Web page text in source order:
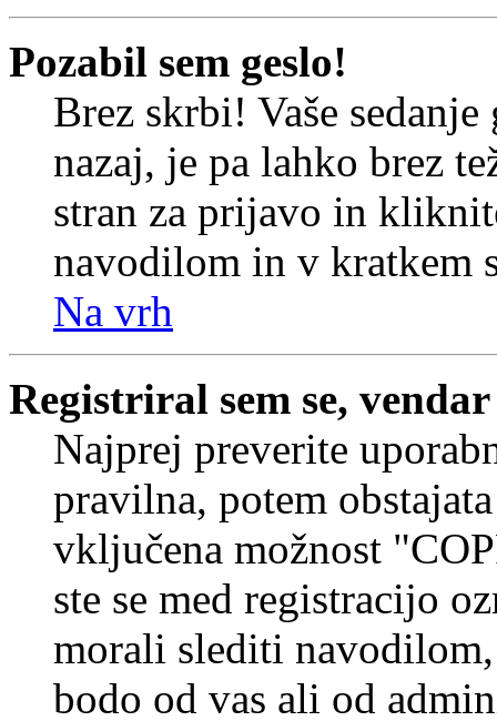
Pozabil sem geslo!
Brez skrbi! Vaše
nazaj, je pa lahko brez
stran za prijavo in
navodilom in v kratkem
Na vrh
Registriral sem se,
Najprej preverite
pravilna, potem
vključena možnost
ste se med registracijo
morali slediti
bodo od vas ali od